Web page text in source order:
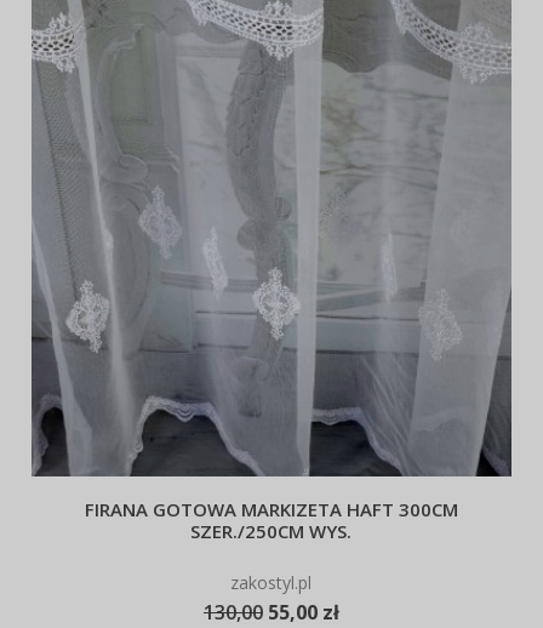
FIRANA GOTOWA MARKIZETA HAFT 300CM
SZER./250CM WYS.
zakostyl.pl
130,00 55,00 zł